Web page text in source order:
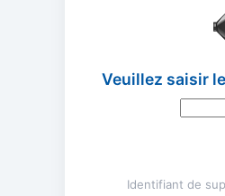
Veuillez saisir
Identifiant de